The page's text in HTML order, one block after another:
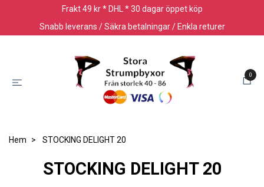
Frakt 49 kr * DHL * 30 dagar öppet köp
Snabb leverans / Säkra betalningar / Enkla returer
0
Hem STOCKING DELIGHT 20
STOCKING DELIGHT 20